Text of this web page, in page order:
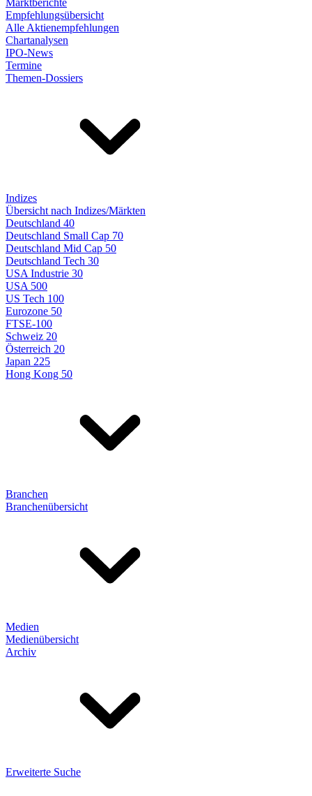
Marktberichte
Empfehlungsübersicht
Alle Aktienempfehlungen
Chartanalysen
IPO-News
Termine
Themen-Dossiers
Indizes
Übersicht nach Indizes/Märkten
Deutschland 40
Deutschland Small Cap 70
Deutschland Mid Cap 50
Deutschland Tech 30
USA Industrie 30
USA 500
US Tech 100
Eurozone 50
FTSE-100
Schweiz 20
Österreich 20
Japan 225
Hong Kong 50
Branchen
Branchenübersicht
Medien
Medienübersicht
Archiv
Erweiterte Suche